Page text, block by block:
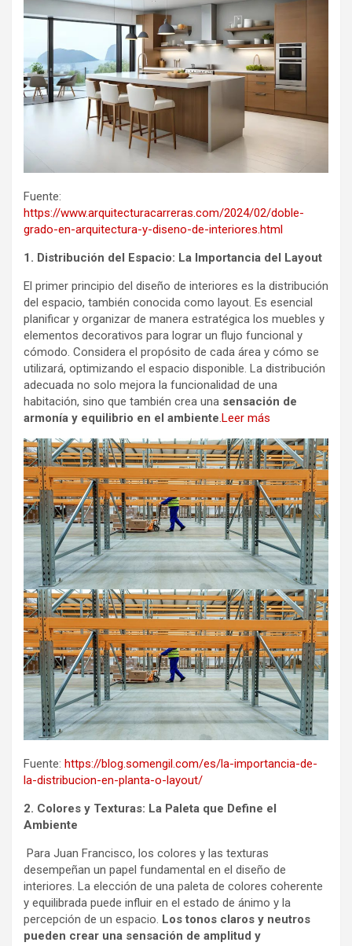
Fuente:
https://www.arquitecturacarreras.com/2024/02/doble-
grado-en-arquitectura-y-diseno-de-interiores.html
1. Distribución del Espacio: La Importancia del Layout
El primer principio del diseño de interiores es la distribución
del espacio, también conocida como layout. Es esencial
planificar y organizar de manera estratégica los muebles y
elementos decorativos para lograr un flujo funcional y
cómodo. Considera el propósito de cada área y cómo se
utilizará, optimizando el espacio disponible. La distribución
adecuada no solo mejora la funcionalidad de una
habitación, sino que también crea una sensación de
armonía y equilibrio en el ambiente.Leer más
Fuente: https://blog.somengil.com/es/la-importancia-de-
la-distribucion-en-planta-o-layout/
2. Colores y Texturas: La Paleta que Define el
Ambiente
Para Juan Francisco, los colores y las texturas
desempeñan un papel fundamental en el diseño de
interiores. La elección de una paleta de colores coherente
y equilibrada puede influir en el estado de ánimo y la
percepción de un espacio. Los tonos claros y neutros
pueden crear una sensación de amplitud y